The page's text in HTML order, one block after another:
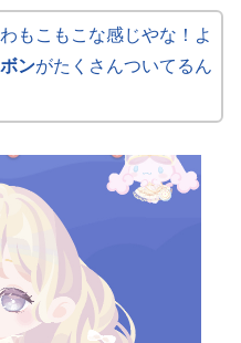
もこもこな感じやな！よ
ンがたくさんついてるん